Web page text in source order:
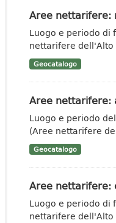
Aree nettarifere:
Luogo e periodo di
nettarifere dell'Alto
Geocatalogo
Aree nettarifere:
Luogo e periodo
(Aree nettarifere
Geocatalogo
Aree nettarifere:
Luogo e periodo di
nettarifere dell'Alto